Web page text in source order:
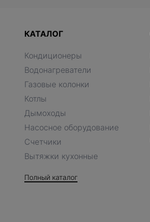
КАТАЛОГ
Кондиционеры
Водонагреватели
Газовые колонки
Котлы
Дымоходы
Насосное оборудование
Счетчики
Вытяжки кухонные
Полный каталог